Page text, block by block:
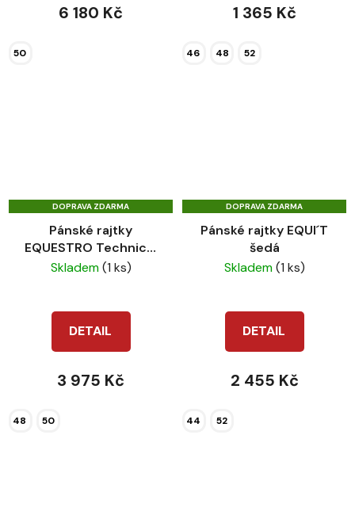
6 180 Kč
50
1 365 Kč
46 48 52
DOPRAVA ZDARMA
Pánské rajtky
EQUESTRO Technical
navy
Skladem(1 ks)
DETAIL
3 975 Kč
48 50
DOPRAVA ZDARMA
Pánské rajtky EQUI´T
šedá
Skladem(1 ks)
DETAIL
2 455 Kč
44 52